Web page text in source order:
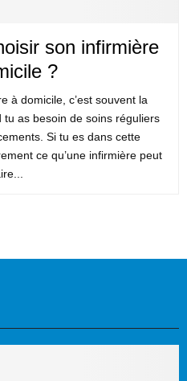
son infirmière
?
à domicile, c’est souvent la
as besoin de soins réguliers
Si tu es dans cette
ce qu’une infirmière peut